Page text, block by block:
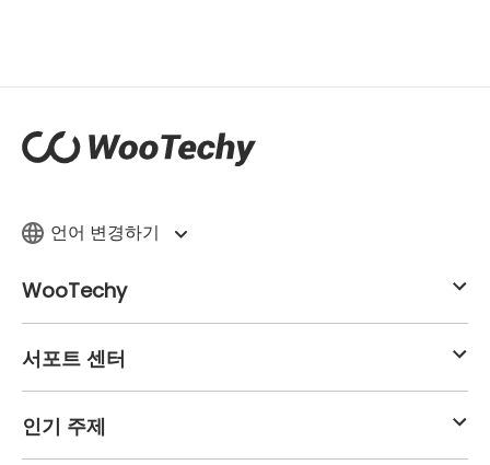
언어 변경하기
WooTechy
서포트 센터
인기 주제